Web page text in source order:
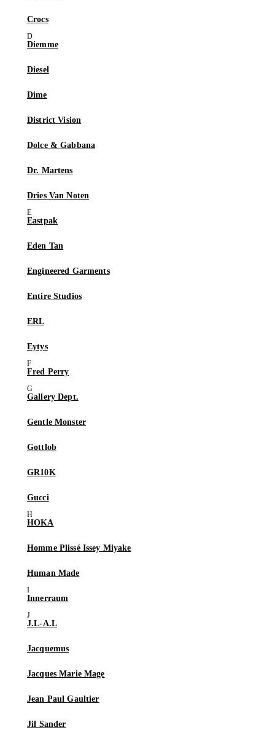
Crocs
Diemme
Diesel
Dime
District Vision
Dolce & Gabbana
Dr. Martens
Dries Van Noten
Eastpak
Eden Tan
Engineered Garments
Entire Studios
ERL
Eytys
Fred Perry
Gallery Dept.
Gentle Monster
Gottlob
GR10K
Gucci
HOKA
Homme Plissé Issey Miyake
Human Made
Innerraum
J.L-A.L
Jacquemus
Jacques Marie Mage
Jean Paul Gaultier
Jil Sander